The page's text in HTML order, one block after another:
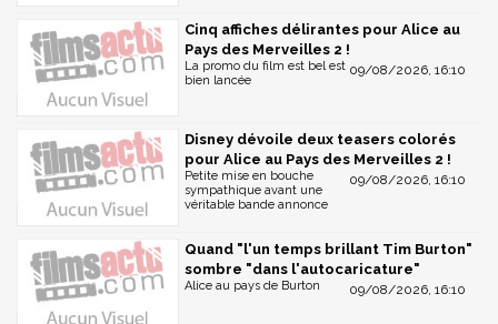
Cinq affiches délirantes pour Alice au
Pays des Merveilles 2 !
09/08/2026, 16:10
La promo du film est bel est
bien lancée
Disney dévoile deux teasers colorés
pour Alice au Pays des Merveilles 2 !
09/08/2026, 16:10
Petite mise en bouche
sympathique avant une
véritable bande annonce
Quand "l'un temps brillant Tim Burton"
sombre "dans l'autocaricature"
09/08/2026, 16:10
Alice au pays de Burton